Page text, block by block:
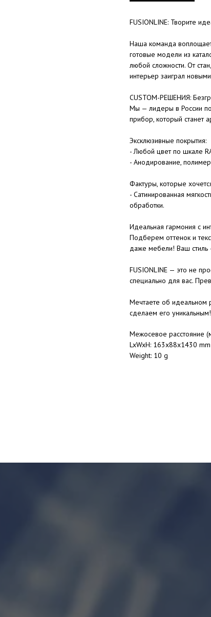
FUSIONLINE: Творите
Наша команда
готовые модели из
любой сложности. От
интерьер заиграл
CUSTOM-РЕШЕНИЯ:
Мы — лидеры в России по
прибор, который станет
Эксклюзивные покрытия:
- Любой цвет по шкале
- Анодирование,
Фактуры, которые
- Сатинированная
обработки.
Идеальная гармония с
Подберем оттенок и
даже мебели! Ваш стиль
FUSIONLINE — это не
специально для вас.
Мечтаете об идеальном
сделаем его уникальным!
Межосевое расстояние
LxWxH: 163x88x1430 mm
Weight: 10 g